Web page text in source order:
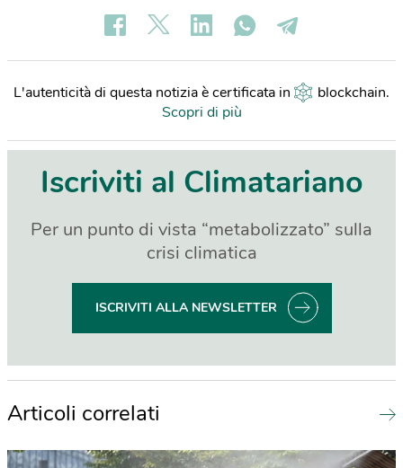
L'autenticità di questa notizia è certificata in blockchain.
Scopri di più
Iscriviti al Climatariano
Per un punto di vista “metabolizzato” sulla
crisi climatica
ISCRIVITI ALLA NEWSLETTER
Articoli correlati